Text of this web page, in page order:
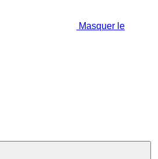
Masquer le